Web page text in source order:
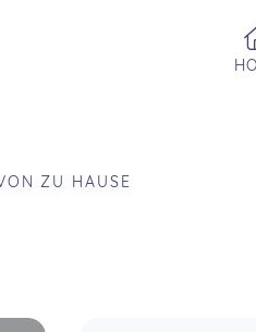
ZU HAUSE